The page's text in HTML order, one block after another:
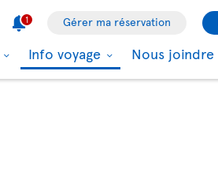
1 Gérer ma réservation
Info voyage Nous joindre